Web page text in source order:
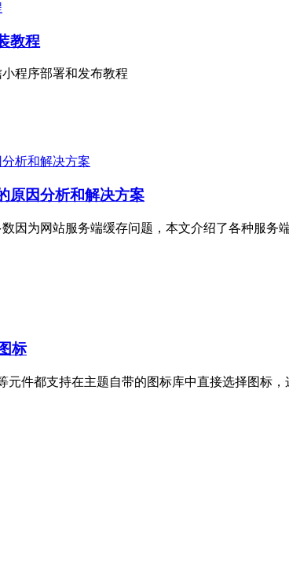
教程
程序部署和发布教程
原因分析和解决方案
因为网站服务端缓存问题，本文介绍了各种服务
标
元件都支持在主题自带的图标库中直接选择图标